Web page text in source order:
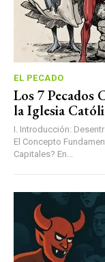
EL PECADO
Los 7 Pecados
la Iglesia
I. Introducción:
El Concepto
Capitales? En...